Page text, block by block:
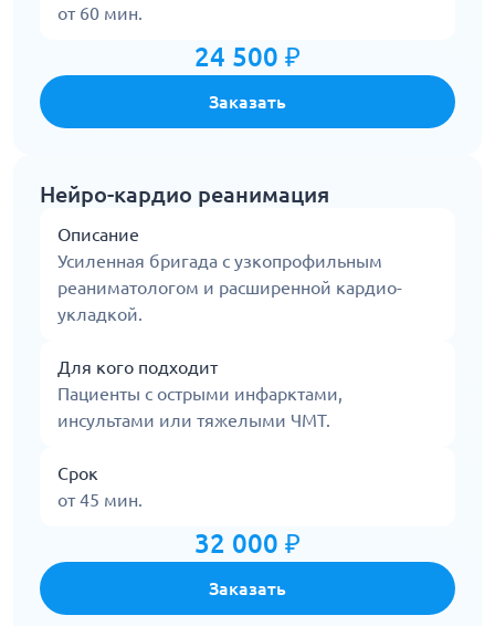
от 60 мин.
24 500 ₽
Заказать
Нейро-кардио реанимация
Описание
Усиленная бригада с узкопрофильным
реаниматологом и расширенной кардио-
укладкой.
Для кого подходит
Пациенты с острыми инфарктами,
инсультами или тяжелыми ЧМТ.
Срок
от 45 мин.
32 000 ₽
Заказать